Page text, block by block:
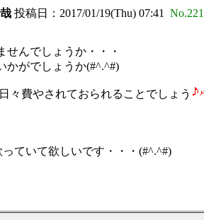
投稿日：2017/01/19(Thu) 07:41
んでしょうか・・・
かがでしょうか(#^.^#)
々費やされておられることでしょう
ていて欲しいです・・・(#^.^#)